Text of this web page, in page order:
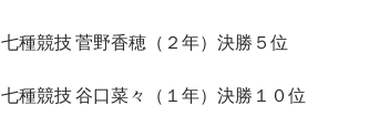
七種競技 菅野香穂（２年）決勝５位
七種競技 谷口菜々（１年）決勝１０位